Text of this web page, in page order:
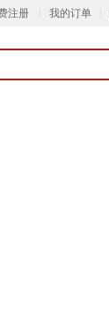
注册 我的订单